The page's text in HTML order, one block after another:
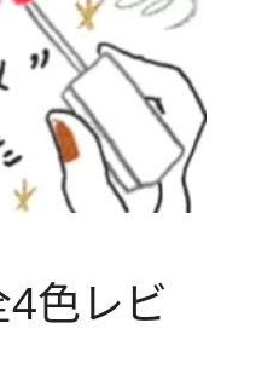
色レビ